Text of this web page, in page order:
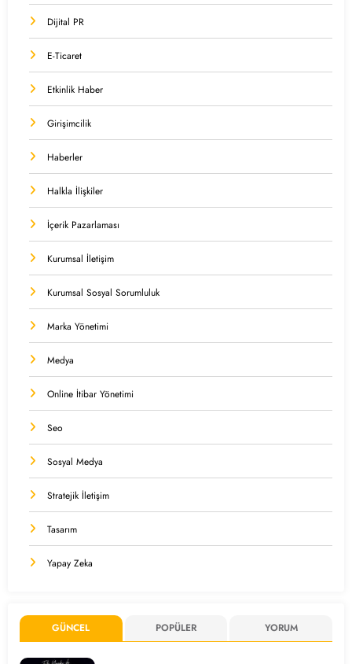
Dijital PR
E-Ticaret
Etkinlik Haber
Girişimcilik
Haberler
Halkla İlişkiler
İçerik Pazarlaması
Kurumsal İletişim
Kurumsal Sosyal Sorumluluk
Marka Yönetimi
Medya
Online İtibar Yönetimi
Seo
Sosyal Medya
Stratejik İletişim
Tasarım
Yapay Zeka
GÜNCEL POPÜLER YORUM